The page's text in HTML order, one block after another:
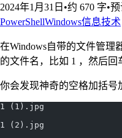
2024年1月31日 •约 670 字•预
PowerShellWindows信息技术
在Windows自带的文件管理
的文件名，比如 1 ，然后回
你会发现神奇的空格加括号
1 (1).jpg
1 (2).jpg